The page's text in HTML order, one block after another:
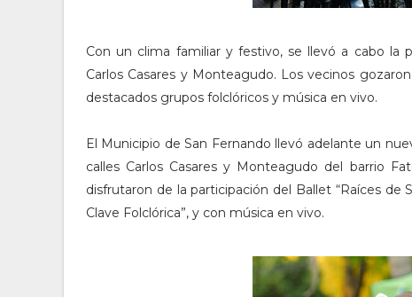
Con un clima familiar y festivo, se llevó a cabo la
Carlos Casares y Monteagudo. Los vecinos
destacados grupos folclóricos y música en vivo.
El Municipio de San Fernando llevó adelante un
calles Carlos Casares y Monteagudo del barrio
disfrutaron de la participación del Ballet “Raíces de
Clave Folclórica”, y con música en vivo.